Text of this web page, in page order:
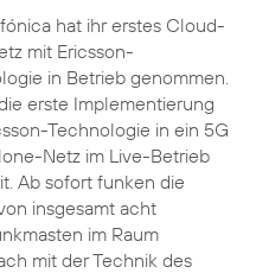
hat ihr erstes Cloud-
mit Ericsson-
in Betrieb genommen.
erste Implementierung
Technologie in ein 5G
Netz im Live-Betrieb
Ab sofort funken die
insgesamt acht
im Raum
mit der Technik des